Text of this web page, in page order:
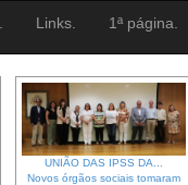
Links. 1ª página.
UNIÃO DAS IPSS DA...
Novos órgãos sociais tomaram